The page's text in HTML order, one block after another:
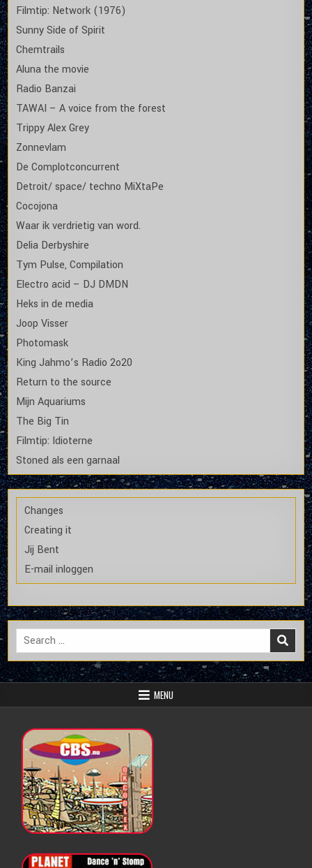
Filmtip: Network (1976)
Sunny Side of Spirit
Chemtrails
Aluna the movie
Radio Banzai
TAWAI – A voice from the forest
Trippy Alex Grey
Zonnevlam
De Complotconcurrent
Detroit/ space/ techno MiXtaPe
Cocojona
Waar ik verdrietig van word.
Delia Derbyshire
Tym Pulse, Compilation
Electro acid – DJ DMDN
Heks in de media
Joop Visser
Photomask
King Jahmo’s Radio 2o20
Return to the source
Mijn Aquariums
The Big Tin
Filmtip: Idioterne
Stoned als een garnaal
Changes
Creating it
Jij Bent
E-mail inloggen
Search
for:
MENU